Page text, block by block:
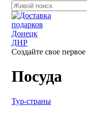
Создайте свое первое
Посуда
Тур-страны